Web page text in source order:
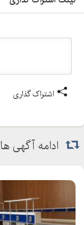
اشتراک گذاری
ادامه آگهی ها